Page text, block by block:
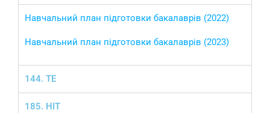
Навчальний план підготовки бакалаврів (2022)
Навчальний план підготовки бакалаврів (2023)
144. ТЕ
185. НІТ